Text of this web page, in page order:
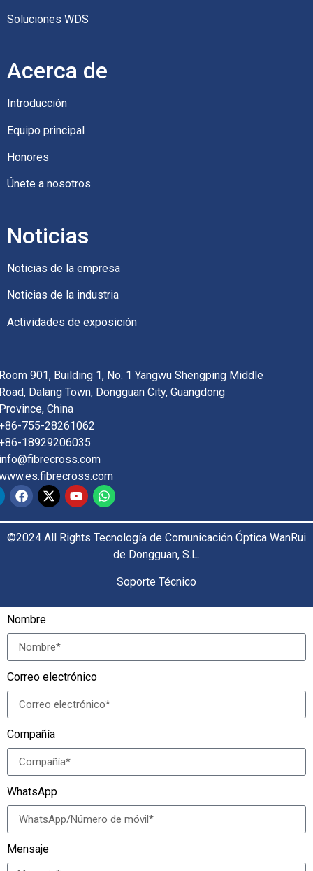
Soluciones WDS
Acerca de
Introducción
Equipo principal
Honores
Únete a nosotros
Noticias
Noticias de la empresa
Noticias de la industria
Actividades de exposición
901, Building 1, No. 1 Yangwu Shengping Middle
Dalang Town, Dongguan City, Guangdong
China
755-28261062
18929206035
©2024 All Rights Tecnología de Comunicación Óptica WanRui
de Dongguan, S.L.
Soporte Técnico
Nombre
Correo electrónico
Compañía
WhatsApp
Mensaje